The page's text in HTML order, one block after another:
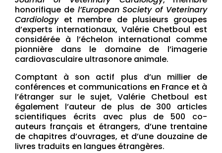
honorifique del’European Society of Veterinary
Cardiology et membre de plusieurs groupes
d’experts internationaux, Valérie Chetboul est
considérée à l’échelon international comme
pionnière dans le domaine de l’imagerie
cardiovasculaire ultrasonore animale.
Comptant à son actif plus d’un millier de
conférences et communications en France et à
l’étranger sur le sujet, Valérie Chetboul est
également l’auteur de plus de 300 articles
scientifiques écrits avec plus de 500 co-
auteurs français et étrangers, d’une trentaine
de chapitres d’ouvrages, et d’une douzaine de
livres traduits en langues étrangères.